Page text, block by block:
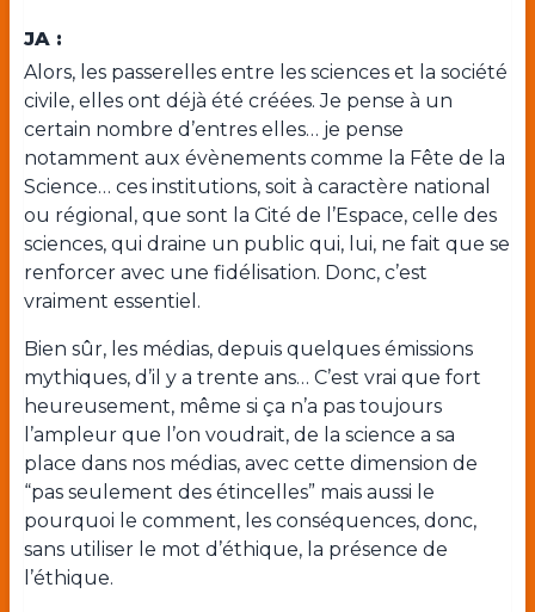
JA :
Alors, les passerelles entre les sciences et la société
civile, elles ont déjà été créées. Je pense à un
certain nombre d’entres elles… je pense
notamment aux évènements comme la Fête de la
Science… ces institutions, soit à caractère national
ou régional, que sont la Cité de l’Espace, celle des
sciences, qui draine un public qui, lui, ne fait que se
renforcer avec une fidélisation. Donc, c’est
vraiment essentiel.
Bien sûr, les médias, depuis quelques émissions
mythiques, d’il y a trente ans… C’est vrai que fort
heureusement, même si ça n’a pas toujours
l’ampleur que l’on voudrait, de la science a sa
place dans nos médias, avec cette dimension de
“pas seulement des étincelles” mais aussi le
pourquoi le comment, les conséquences, donc,
sans utiliser le mot d’éthique, la présence de
l’éthique.